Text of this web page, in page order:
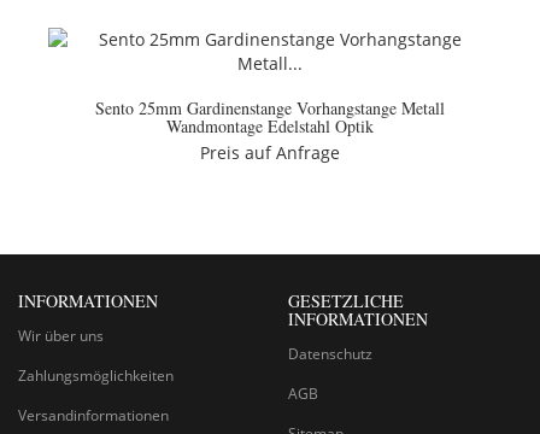
Sento 25mm Gardinenstange Vorhangstange Metall
Wandmontage Edelstahl Optik
Preis auf Anfrage
INFORMATIONEN
Wir über uns
Zahlungsmöglichkeiten
Versandinformationen
GESETZLICHE
INFORMATIONEN
Datenschutz
AGB